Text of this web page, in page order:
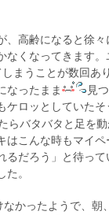
、高齢になると徐々
なくなってきます。
まうことが数回あ
なったまま
見
ケロッとしていた
らバタバタと足を
はこんな時もマイ
るだろう」と待って
。
かったようで、朝